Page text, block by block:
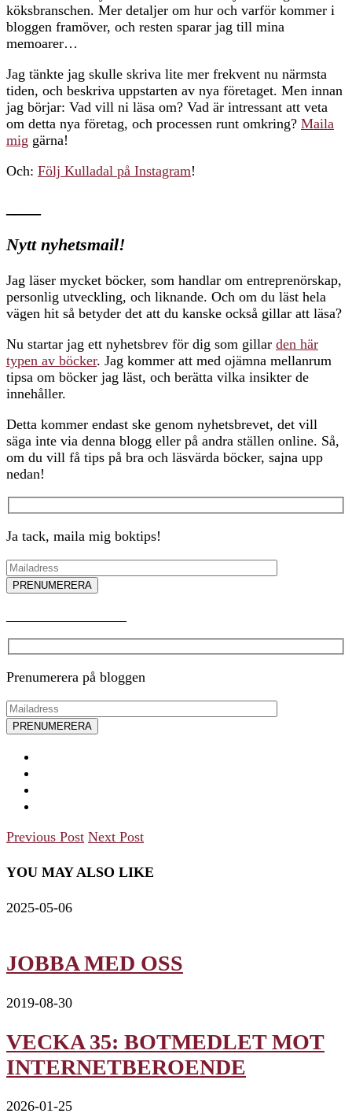
köksbranschen. Mer detaljer om hur och varför kommer i
bloggen framöver, och resten sparar jag till mina
memoarer…
Jag tänkte jag skulle skriva lite mer frekvent nu närmsta
tiden, och beskriva uppstarten av nya företaget. Men innan
jag börjar: Vad vill ni läsa om? Vad är intressant att veta
om detta nya företag, och processen runt omkring? Maila
mig gärna!
Och: Följ Kulladal på Instagram!
Nytt nyhetsmail!
Jag läser mycket böcker, som handlar om entreprenörskap,
personlig utveckling, och liknande. Och om du läst hela
vägen hit så betyder det att du kanske också gillar att läsa?
Nu startar jag ett nyhetsbrev för dig som gillar den här
typen av böcker. Jag kommer att med ojämna mellanrum
tipsa om böcker jag läst, och berätta vilka insikter de
innehåller.
Detta kommer endast ske genom nyhetsbrevet, det vill
säga inte via denna blogg eller på andra ställen online. Så,
om du vill få tips på bra och läsvärda böcker, sajna upp
nedan!
Ja tack, maila mig boktips!
Prenumerera på bloggen
Previous Post Next Post
YOU MAY ALSO LIKE
2025-05-06
JOBBA MED OSS
2019-08-30
VECKA 35: BOTMEDLET MOT
INTERNETBEROENDE
2026-01-25